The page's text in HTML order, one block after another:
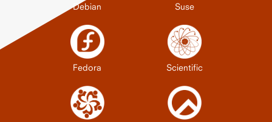
Debian Suse
Fedora Scientific